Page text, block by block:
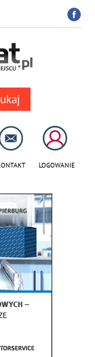
LOGOWANIE